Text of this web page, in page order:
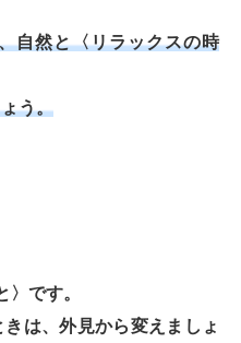
自然と〈リラックスの時
う。
です。
は、外見から変えましょ